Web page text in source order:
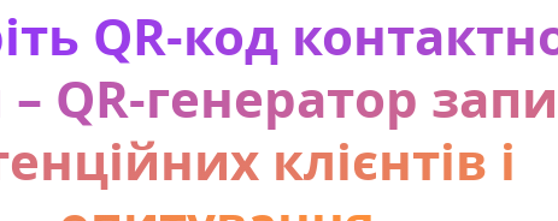
QR-код
QR-генератор
клієнтів і